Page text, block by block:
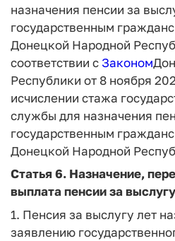
назначения пенсии за
государственным
Донецкой Народной
соответствии с Законом
Республики от 8 ноября
исчислении стажа
службы для назначения
государственным
Донецкой Народной
Статья 6. Назначение,
выплата пенсии за
1. Пенсия за выслугу лет
заявлению